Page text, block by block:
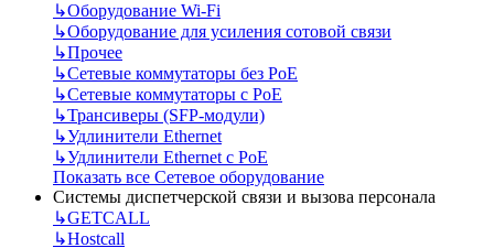
↳Оборудование Wi-Fi
↳Оборудование для усиления сотовой связи
↳Прочее
↳Сетевые коммутаторы без РоЕ
↳Сетевые коммутаторы с РоЕ
↳Трансиверы (SFP-модули)
↳Удлинители Ethernet
↳Удлинители Ethernet с PoE
Показать все Сетевое оборудование
Системы диспетчерской связи и вызова персонала
↳GETCALL
↳Hostcall